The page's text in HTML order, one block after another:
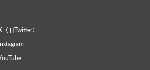
旧Twitter）